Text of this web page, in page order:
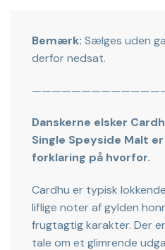
Bemærk: Sælges uden
derfor nedsat.
Danskerne elsker
Single Speyside Malt
forklaring på hvorfor.
Cardhu er typisk
liflige noter af gylden
frugtagtig karakter. Der
tale om et glimrende